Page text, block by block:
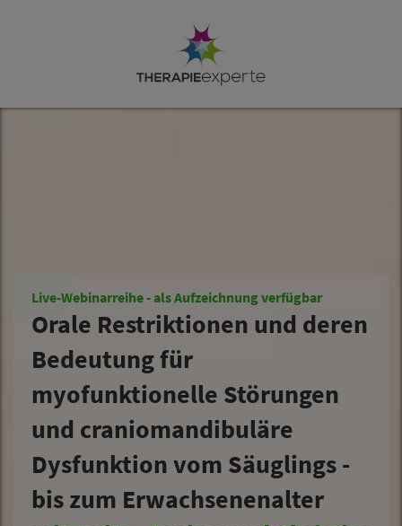
Live-Webinarreihe - als Aufzeichnung verfügbar
Orale Restriktionen und deren
Bedeutung für
myofunktionelle Störungen
und craniomandibuläre
Dysfunktion vom Säuglings -
bis zum Erwachsenenalter